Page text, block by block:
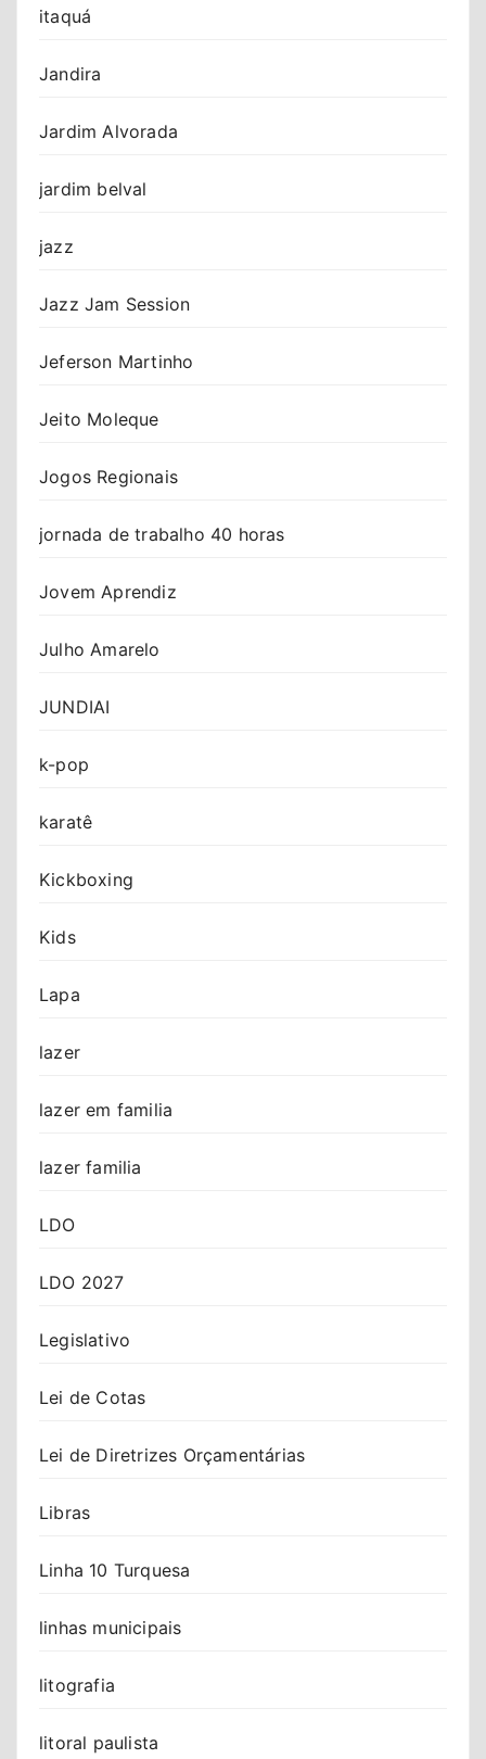
itaquá
Jandira
Jardim Alvorada
jardim belval
jazz
Jazz Jam Session
Jeferson Martinho
Jeito Moleque
Jogos Regionais
jornada de trabalho 40 horas
Jovem Aprendiz
Julho Amarelo
JUNDIAI
k-pop
karatê
Kickboxing
Kids
Lapa
lazer
lazer em familia
lazer familia
LDO
LDO 2027
Legislativo
Lei de Cotas
Lei de Diretrizes Orçamentárias
Libras
Linha 10 Turquesa
linhas municipais
litografia
litoral paulista